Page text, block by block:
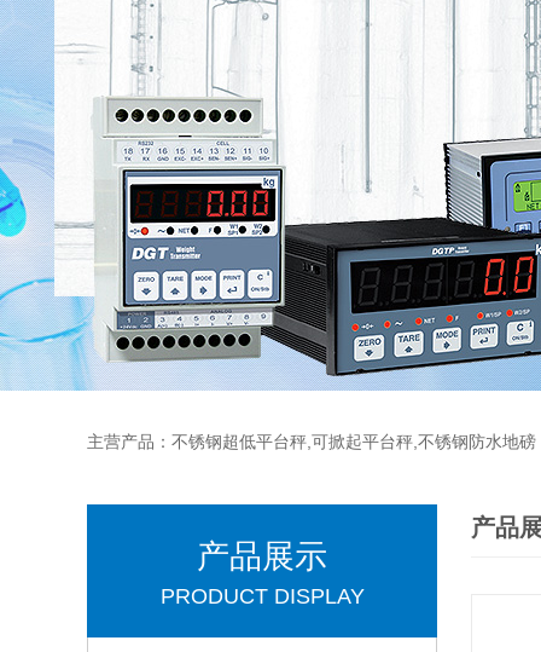
主营产品：不锈钢超低平台秤,可掀起平台秤,不锈钢防水地磅
产品展示
PRODUCT DISPLAY
产品